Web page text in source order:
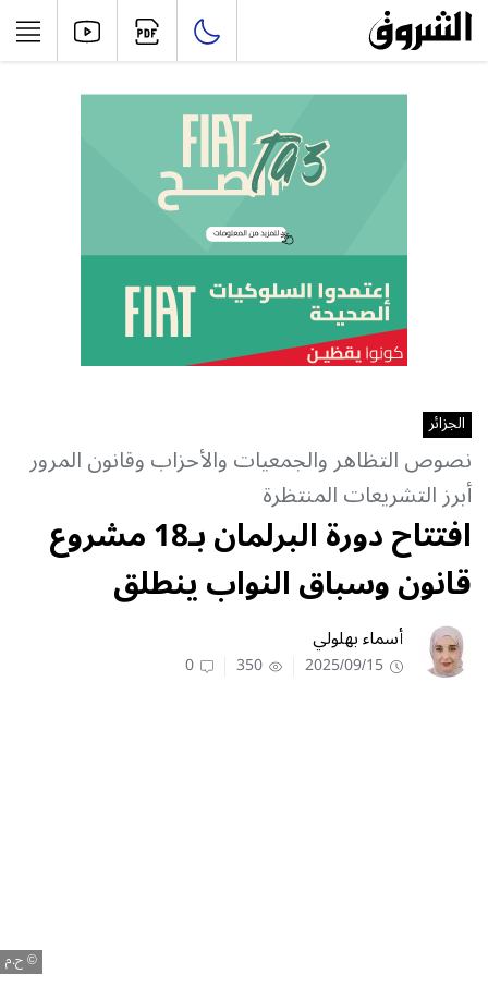
الجزائر
نصوص التظاهر والجمعيات والأحزاب وقانون المرور
أبرز التشريعات المنتظرة
افتتاح دورة البرلمان بـ18 مشروع
قانون وسباق النواب ينطلق
أسماء بهلولي
2025/09/15
350
0
ح.م